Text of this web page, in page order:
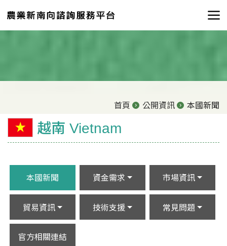
首頁 公開資訊 本國新聞
越南 Vietnam
本國新聞 資金需求 市場資訊
貿易資訊 技術支援 常見問題
官方相關連結